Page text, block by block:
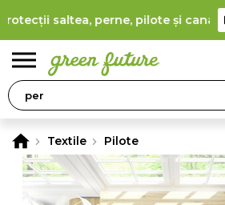
saltea, perne, pilote și
Textile Pilote